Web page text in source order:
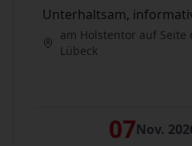
Unterhaltsam,
am Holstentor auf Seite
Lübeck
07Nov.